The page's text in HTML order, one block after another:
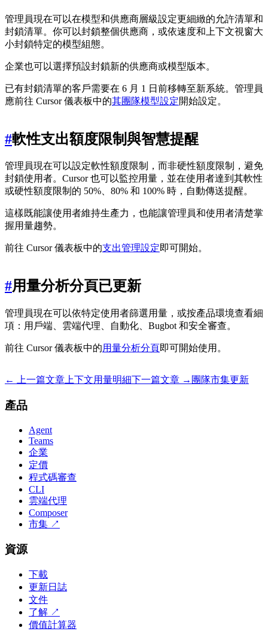
管理員現在可以在模型和供應商層級設定更細緻的允許清單和
封鎖清單。你可以封鎖整個供應商，或依速度和上下文視窗大
小封鎖特定的模型組態。
企業也可以選擇預設封鎖新的供應商或模型版本。
已有封鎖清單的客戶需要在 6 月 1 日前移轉至新系統。管理員
應前往 Cursor 儀表板中的其團隊模型設定開始設定。
#軟性支出額度限制與智慧提醒
管理員現在可以設定軟性額度限制，而非硬性額度限制，避免
封鎖使用者。Cursor 也可以監控用量，並在使用者達到其軟性
或硬性額度限制的 50%、80% 和 100% 時，自動傳送提醒。
這樣既能讓使用者維持生產力，也能讓管理員和使用者清楚掌
握用量趨勢。
前往 Cursor 儀表板中的支出管理設定即可開始。
#用量分析分頁已更新
管理員現在可以依特定使用者篩選用量，或按產品環境查看細
項：用戶端、雲端代理、自動化、Bugbot 和安全審查。
前往 Cursor 儀表板中的用量分析分頁即可開始使用。
← 上一篇文章 上下文用量明細下一篇文章 → 團隊市集更新
產品
Agent
Teams
企業
定價
程式碼審查
CLI
雲端代理
Composer
市集 ↗
資源
下載
更新日誌
文件
了解 ↗
價值計算器